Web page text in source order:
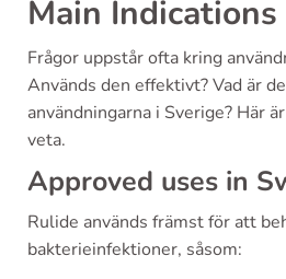
Main Indications
Frågor uppstår ofta kring
Används den effektivt? Vad är
användningarna i Sverige? Här
veta.
Approved uses in
Rulide används främst för att
bakterieinfektioner, såsom: